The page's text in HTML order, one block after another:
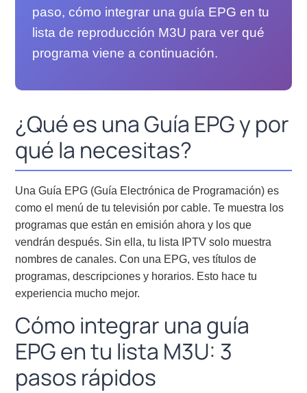
paso, cómo integrar una guía EPG en tu
lista de reproducción M3U para ver qué
programa viene a continuación.
¿Qué es una Guía EPG y por
qué la necesitas?
Una Guía EPG (Guía Electrónica de Programación) es
como el menú de tu televisión por cable. Te muestra los
programas que están en emisión ahora y los que
vendrán después. Sin ella, tu lista IPTV solo muestra
nombres de canales. Con una EPG, ves títulos de
programas, descripciones y horarios. Esto hace tu
experiencia mucho mejor.
Cómo integrar una guía
EPG en tu lista M3U: 3
pasos rápidos